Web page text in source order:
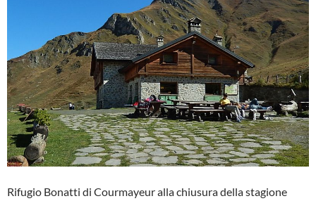
Rifugio Bonatti di Courmayeur alla chiusura della stagione